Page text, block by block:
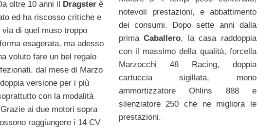
oltre 10 anni il Dragster è
ed ha riscosso critiche e
via di quel muso troppo
esagerata, ma adesso
voluto fare un bel regalo
dal mese di Marzo
versione per i più
con la modalità
ai due motori sopra
raggiungere i 14 CV
notevoli prestazioni, e abbattimento
dei consumi. Dopo sette anni dalla
primaCaballero, la casa raddoppia
con il massimo della qualità, forcella
Marzocchi 48 Racing, doppia
cartuccia sigillata, mono
ammortizzatore Ohlins 888 e
silenziatore 250 che ne migliora le
prestazioni.